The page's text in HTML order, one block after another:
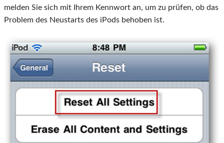
melden Sie sich mit Ihrem Kennwort an, um zu prüfen, ob das
Problem des Neustarts des iPods behoben ist.